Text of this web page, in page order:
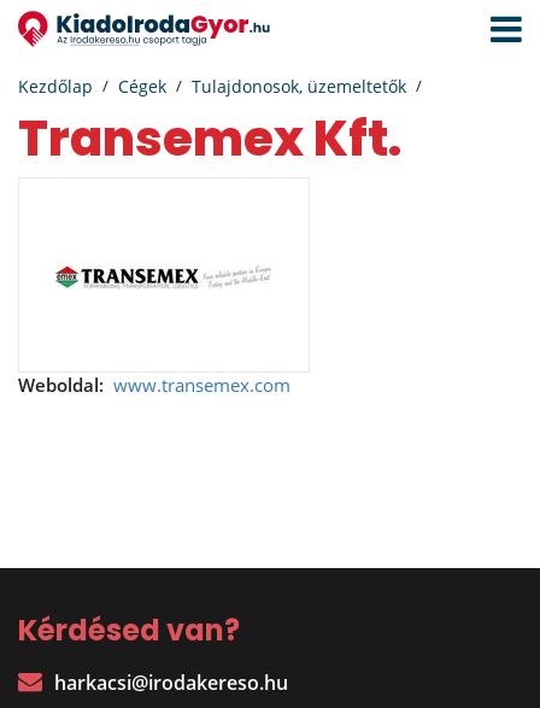
Kezdőlap Cégek Tulajdonosok, üzemeltetők
Transemex Kft.
Weboldal: www.transemex.com
Kérdésed van?
harkacsi@irodakereso.hu